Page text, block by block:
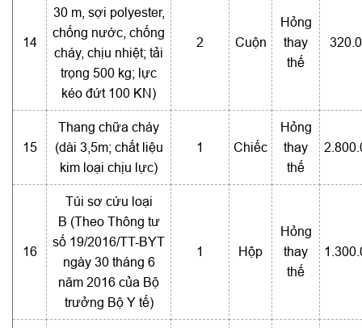
14
30 m, sợi polyester,
chống nước, chống
cháy, chịu nhiệt; tải
trọng 500 kg; lực
kéo đứt 100 KN)
2 Cuộn
Hỏng
thay
thế
15
Thang chữa cháy
(dài 3,5m; chất liệu
kim loại chịu lực)
1 Chiếc
Hỏng
thay
thế
16
Túi sơ cứu loại
B (Theo Thông tư
số 19/2016/TT-BYT
ngày 30 tháng 6
năm 2016 của Bộ
trưởng Bộ Y tế)
1 Hộp
Hỏng
thay
thế